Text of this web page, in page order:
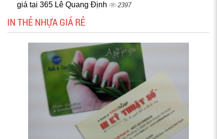
giá tại 365 Lê Quang Định
2397
IN THẺ NHỰA GIÁ RẺ